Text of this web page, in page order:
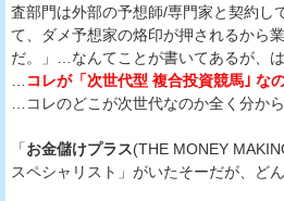
査部門は外部の予想師/専門家と契約し
て、ダメ予想家の烙印が押されるから
だ。」…なんてことが書いてあるが、
コレが「次世代型 複合投資競馬｣ な
…コレのどこが次世代なのか全く分から
「お金儲けプラス(THE MONEY
スペシャリスト」がいたそーだが、どん